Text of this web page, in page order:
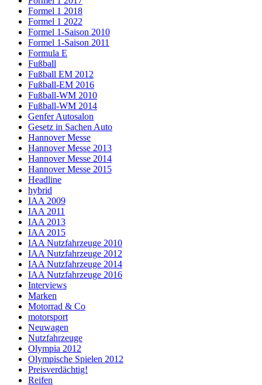
Formel 1 2018
Formel 1 2022
Formel 1-Saison 2010
Formel 1-Saison 2011
Formula E
Fußball
Fußball EM 2012
Fußball-EM 2016
Fußball-WM 2010
Fußball-WM 2014
Genfer Autosalon
Gesetz in Sachen Auto
Hannover Messe
Hannover Messe 2013
Hannover Messe 2014
Hannover Messe 2015
Headline
hybrid
IAA 2009
IAA 2011
IAA 2013
IAA 2015
IAA Nutzfahrzeuge 2010
IAA Nutzfahrzeuge 2012
IAA Nutzfahrzeuge 2014
IAA Nutzfahrzeuge 2016
Interviews
Marken
Motorrad & Co
motorsport
Neuwagen
Nutzfahrzeuge
Olympia 2012
Olympische Spielen 2012
Preisverdächtig!
Reifen